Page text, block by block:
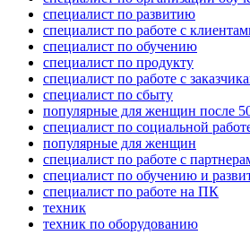
специалист по развитию
специалист по работе с
специалист по обучению
специалист по продукту
специалист по работе с
специалист по сбыту
популярные для женщин после
специалист по социальной
популярные для женщин
специалист по работе с
специалист по обучению и
специалист по работе на ПК
техник
техник по оборудованию